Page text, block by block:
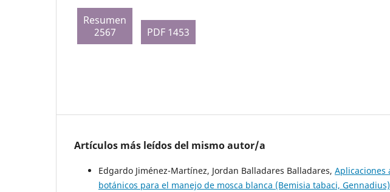
Resumen
2567
PDF 1453
Artículos más leídos del mismo autor/a
Edgardo Jiménez-Martínez, Jordan Balladares Balladares, Aplicaciones
botánicos para el manejo de mosca blanca (Bemisia tabaci,